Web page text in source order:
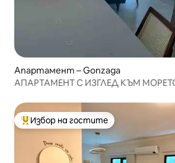
Апартамент – Gonzaga
АПАРТАМЕНТ С ИЗГЛЕД КЪМ
Най-популярен избор на гостите
Избор на гостите